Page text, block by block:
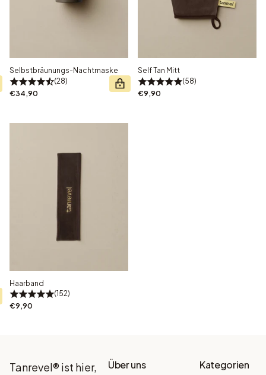
Selbstbräunungs-Nachtmaske
28
€34,90
Self Tan Mitt
58
€9,90
Haarband
152
€9,90
Tanrevel® ist hier,
Über uns Kategorien